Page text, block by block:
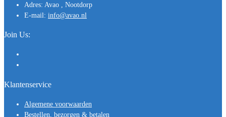
Adres: Avao , Nootdorp
E-mail: info@avao.nl
Join Us:
Klantenservice
Algemene voorwaarden
Bestellen, bezorgen & betalen